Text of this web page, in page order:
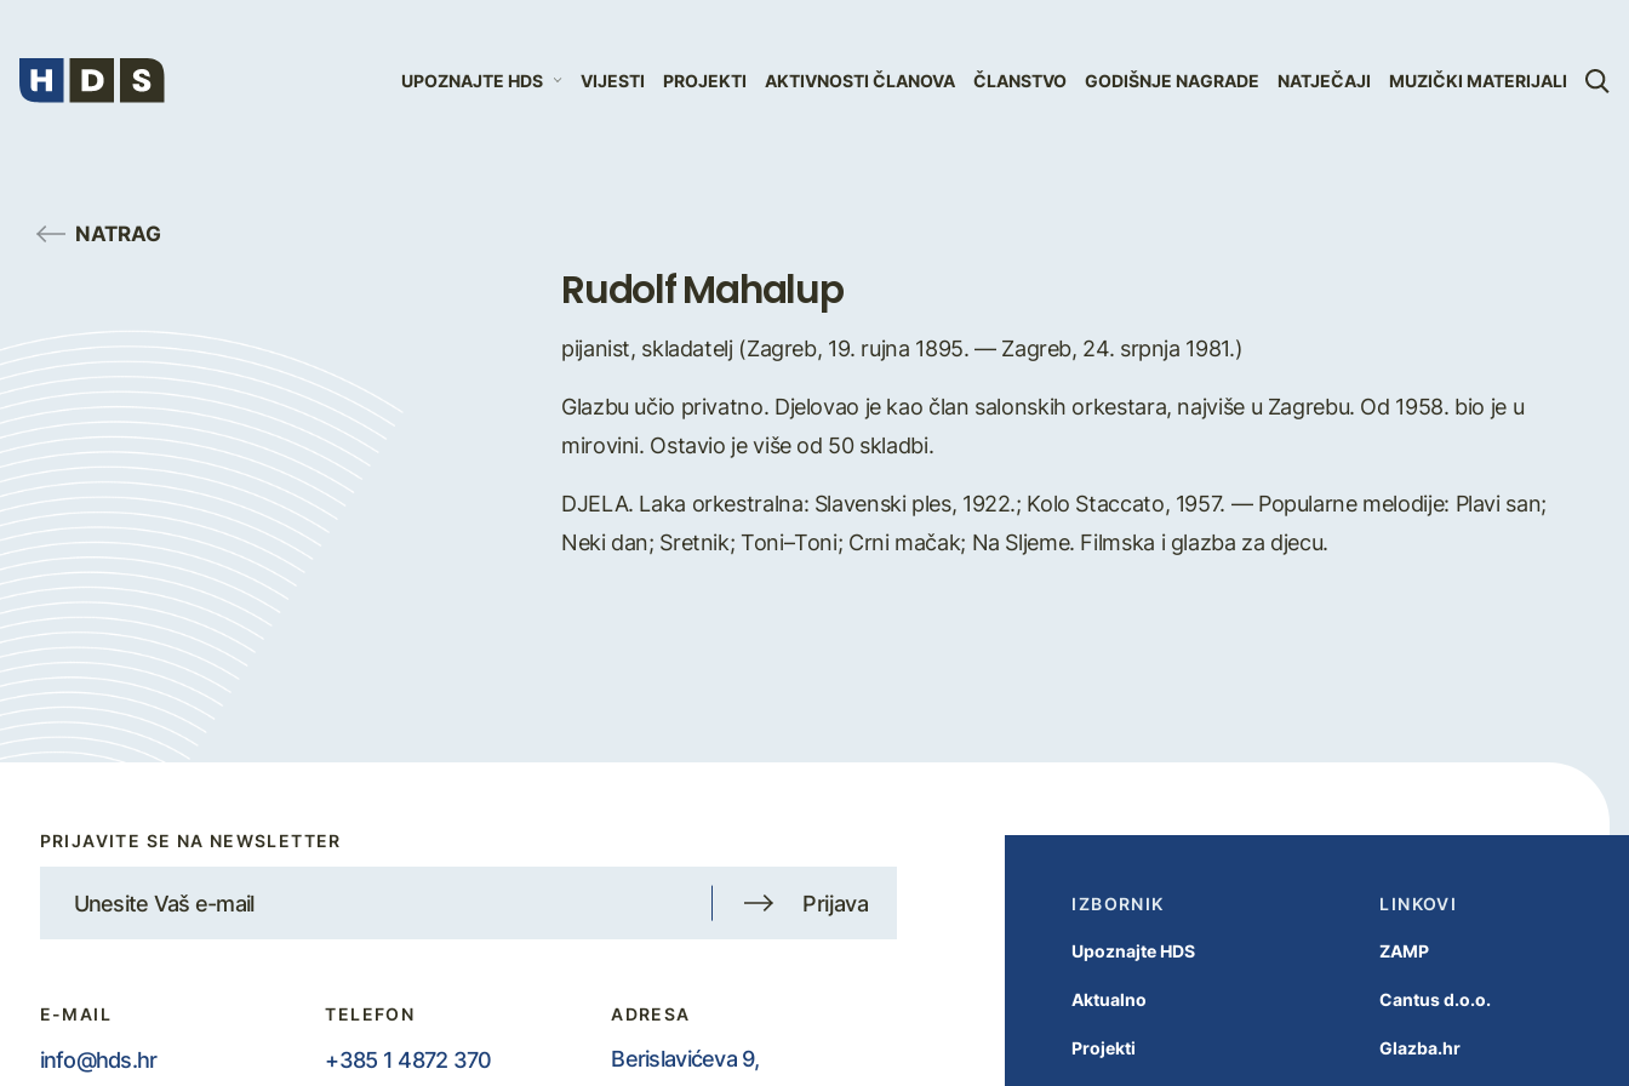
UPOZNAJTE HDS VIJESTI PROJEKTI AKTIVNOSTI ČLANOVA ČLANSTVO GODIŠNJE NAGRADE NATJEČAJI MUZIČKI MATERIJALI
NATRAG
Rudolf Mahalup
pijanist, skladatelj (Zagreb, 19. rujna 1895. — Zagreb, 24. srpnja 1981.)
Glazbu učio privatno. Djelovao je kao član salonskih orkestara, najviše u Zagrebu. Od 1958. bio je u
mirovini. Ostavio je više od 50 skladbi.
DJELA. Laka orkestralna: Slavenski ples, 1922.; Kolo Staccato, 1957. — Popularne melodije: Plavi san;
Neki dan; Sretnik; Toni–Toni; Crni mačak; Na Sljeme. Filmska i glazba za djecu.
PRIJAVITE SE NA NEWSLETTER
Prijava
E-MAIL
info@hds.hr
TELEFON
+385 1 4872 370
ADRESA
Berislavićeva 9,
IZBORNIK
Upoznajte HDS
Aktualno
Projekti
LINKOVI
ZAMP
Cantus d.o.o.
Glazba.hr